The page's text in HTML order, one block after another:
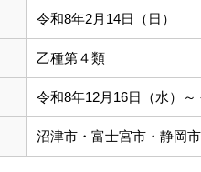
令和8年2月14日（日）
乙種第４類
令和8年12月16日（水）～
沼津市・富士宮市・静岡